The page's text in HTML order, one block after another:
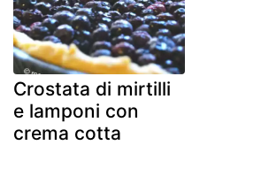
Crostata di mirtilli
e lamponi con
crema cotta